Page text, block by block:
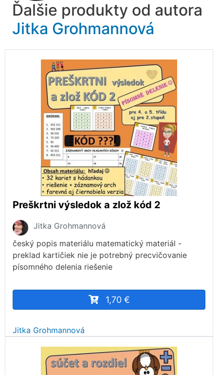
Ďalšie produkty od autora
Jitka Grohmannová
Preškrtni výsledok a zlož kód 2
Jitka Grohmannová
český popis materiálu matematický materiál -
preklad kartičiek nie je potrebný precvičovanie
písomného delenia riešenie
1,70 €
Jitka Grohmannová